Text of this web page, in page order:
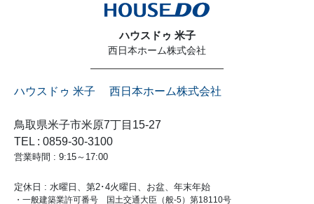
ハウスドゥ 米子
西日本ホーム株式会社
ハウスドゥ 米子 西日本ホーム株式会社
鳥取県米子市米原7丁目15-27
TEL : 0859-30-3100
営業時間 : 9:15～17:00
定休日 : 水曜日、第2･4火曜日、お盆、年末年始
・一般建築業許可番号 国土交通大臣（般-5）第18110号